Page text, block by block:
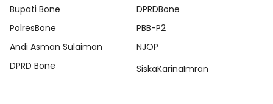
Bupati Bone
DPRDBone
PolresBone
PBB-P2
Andi Asman Sulaiman
NJOP
DPRD Bone
SiskaKarinaImran